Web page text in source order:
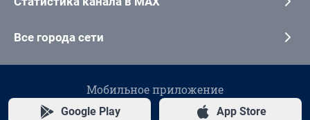
Все города сети
Мобильное приложение
Google Play App Store